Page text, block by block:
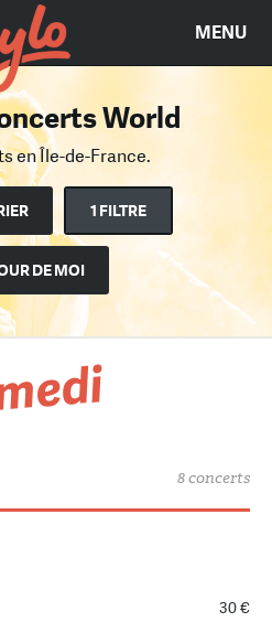
MENU
World
en Île-de-France.
bon concert
en Île-de-France.
1 FILTRE
DE MOI
8 concerts
30 €